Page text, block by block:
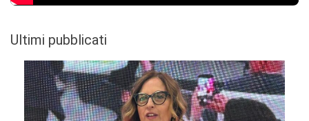
Ultimi pubblicati